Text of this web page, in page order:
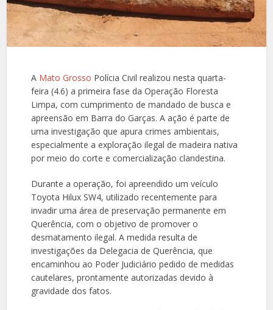
A Mato Grosso Polícia Civil realizou nesta quarta-
feira (4.6) a primeira fase da Operação Floresta
Limpa, com cumprimento de mandado de busca e
apreensão em Barra do Garças. A ação é parte de
uma investigação que apura crimes ambientais,
especialmente a exploração ilegal de madeira nativa
por meio do corte e comercialização clandestina.
Durante a operação, foi apreendido um veículo
Toyota Hilux SW4, utilizado recentemente para
invadir uma área de preservação permanente em
Querência, com o objetivo de promover o
desmatamento ilegal. A medida resulta de
investigações da Delegacia de Querência, que
encaminhou ao Poder Judiciário pedido de medidas
cautelares, prontamente autorizadas devido à
gravidade dos fatos.